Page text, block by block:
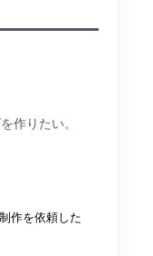
作りたい。
作を依頼した